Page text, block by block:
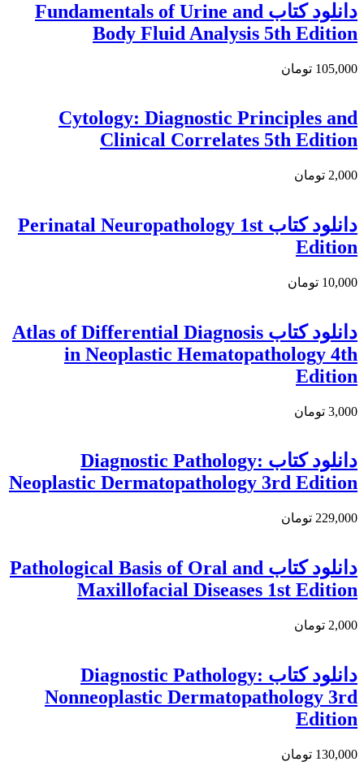
دانلود كتاب Fundamentals of Urine and
Body Fluid Analysis 5th Edition
105,000 تومان
Cytology: Diagnostic Principles and
Clinical Correlates 5th Edition
2,000 تومان
دانلود کتاب Perinatal Neuropathology 1st
Edition
10,000 تومان
دانلود کتاب Atlas of Differential Diagnosis
in Neoplastic Hematopathology 4th
Edition
3,000 تومان
دانلود كتاب Diagnostic Pathology:
Neoplastic Dermatopathology 3rd Edition
229,000 تومان
دانلود کتاب Pathological Basis of Oral and
Maxillofacial Diseases 1st Edition
2,000 تومان
دانلود كتاب Diagnostic Pathology:
Nonneoplastic Dermatopathology 3rd
Edition
130,000 تومان